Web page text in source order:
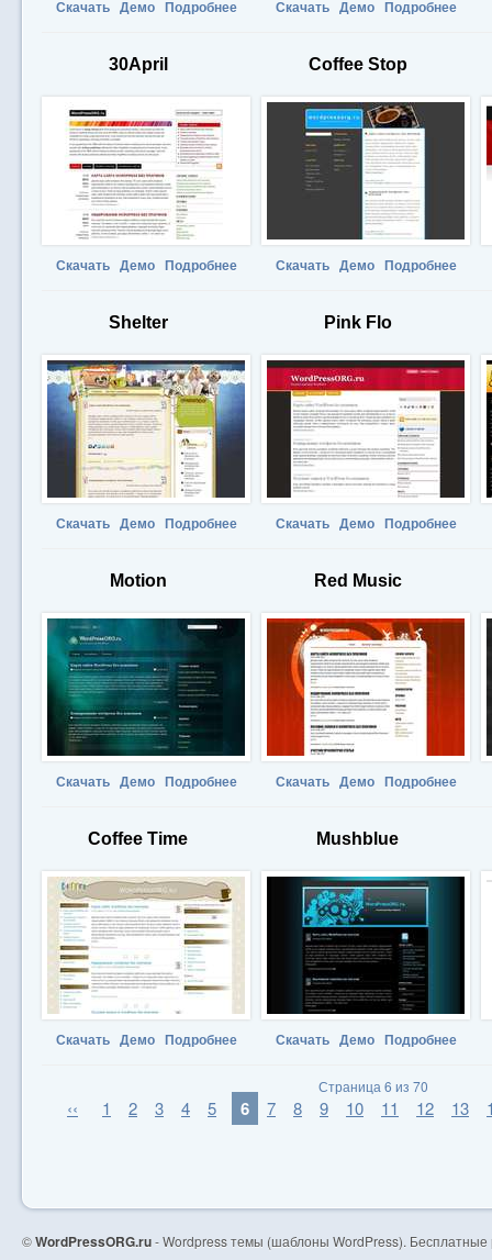
Скачать Демо Подробнее Скачать Демо Подробнее
30April
Скачать Демо Подробнее
Coffee Stop
Скачать Демо Подробнее
Shelter
Скачать Демо Подробнее
Pink Flo
Скачать Демо Подробнее
Motion
Скачать Демо Подробнее
Red Music
Скачать Демо Подробнее
Coffee Time
Скачать Демо Подробнее
Mushblue
Скачать Демо Подробнее
Страница 6 из 70
‹‹ 1 2 3 4 5 6 7 8 9 10 11 12 13
©WordPressORG.ru- Wordpress темы (шаблоны WordPress).